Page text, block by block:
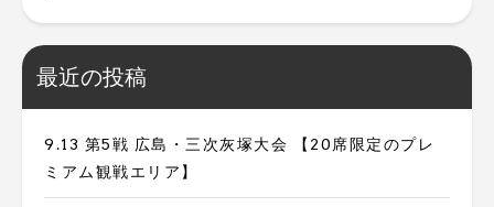
最近の投稿
9.13 第5戦 広島・三次灰塚大会 【20席限定のプレ
ミアム観戦エリア】